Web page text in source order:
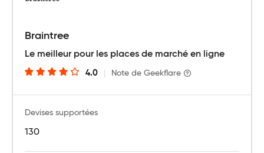
Braintree
Le meilleur pour les places de marché en ligne
4.0 Note de Geekflare
Devises supportées
130